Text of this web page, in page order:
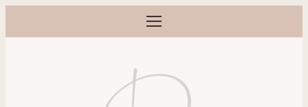
Ouvrir le menu
Photographe grossesse, naissance, bébé et famille à Orléans